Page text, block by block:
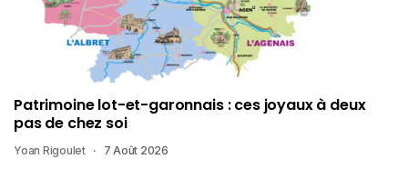
Patrimoine lot-et-garonnais : ces joyaux à deux
pas de chez soi
Yoan Rigoulet 7 Août 2026